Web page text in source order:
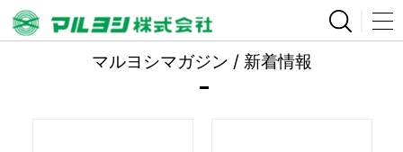
マルヨシマガジン / 新着情報